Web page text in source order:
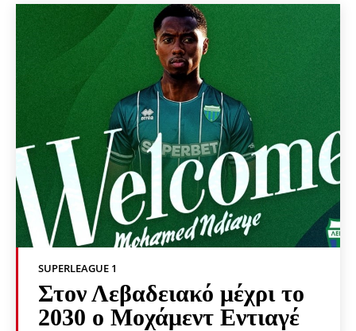
SUPERLEAGUE 1
Στον Λεβαδειακό μέχρι το
2030 ο Μοχάμεντ Εντιαγέ